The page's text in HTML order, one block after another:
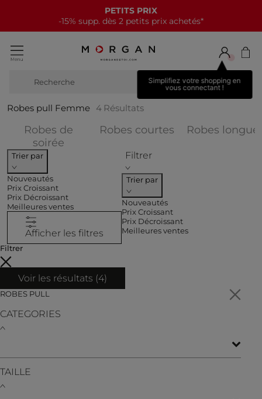
PETITS PRIX
-15% supp. dès 2 petits prix achetés*
Simplifiez votre shopping en
vous connectant !
Recherche
Robes pull Femme 4 Résultats
Robes de
soiréeAffiner par CATEGORIES : Robes de
Robes courtesAffiner par
Robes
Trier par
Nouveautés
Prix Croissant
Prix Décroissant
Meilleures ventes
Afficher les filtres
Filtrer
Trier par
Nouveautés
Prix Croissant
Prix Décroissant
Meilleures ventes
Filtrer
Voir les résultats (4)
ROBES PULL
CATEGORIES
TAILLE